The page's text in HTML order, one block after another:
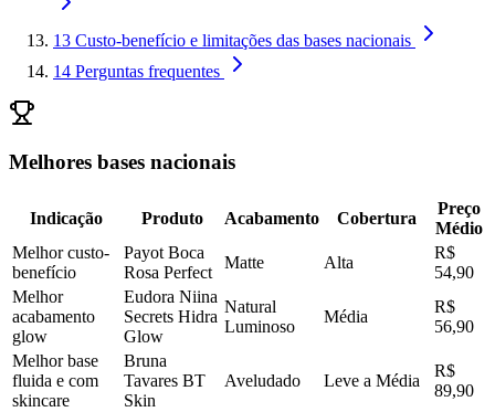
13 Custo-benefício e limitações das bases nacionais
14 Perguntas frequentes
Melhores bases nacionais
Indicação Produto Acabamento Cobertura
Preço
Médio
Melhor custo-
benefício
Payot Boca
Rosa Perfect
Matte Alta
R$
54,90
Melhor
acabamento
glow
Eudora Niina
Secrets Hidra
Glow
Natural
Luminoso
Média
R$
56,90
Melhor base
fluida e com
skincare
Bruna
Tavares BT
Skin
Aveludado Leve a Média
R$
89,90